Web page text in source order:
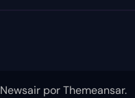
Newsair porThemeansar.